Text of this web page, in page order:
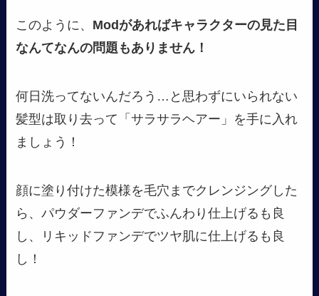
このように、 Modがあればキャラクターの見た目
なんてなんの問題もありません！
何日洗ってないんだろう…と思わずにいられない
髪型は取り去って「サラサラヘアー」を手に入れ
ましょう！
顔に塗り付けた模様を毛穴までクレンジングした
ら、パウダーファンデでふんわり仕上げるも良
し、リキッドファンデでツヤ肌に仕上げるも良
し！